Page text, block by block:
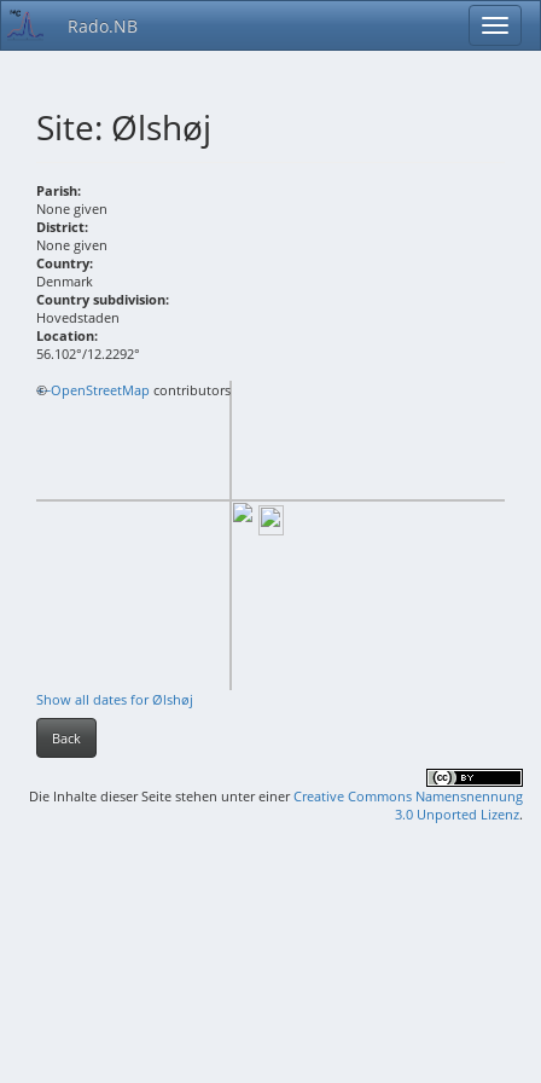
Rado.NB
Site: Ølshøj
Parish:
None given
District:
None given
Country:
Denmark
Country subdivision:
Hovedstaden
Location:
56.102°/12.2292°
+−
©OpenStreetMap contributors
Show all dates for Ølshøj
Back
Die Inhalte dieser Seite stehen unter einerCreative Commons Namensnennung
3.0 Unported Lizenz.